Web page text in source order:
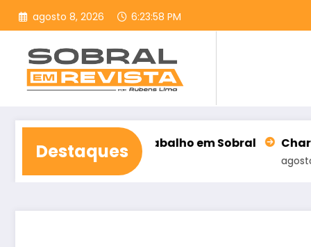
Pular
para
conteúdo
agosto 8, 2026 6:23:59 PM
Destaques
do Trabalho em Sobral Charge do Cazo